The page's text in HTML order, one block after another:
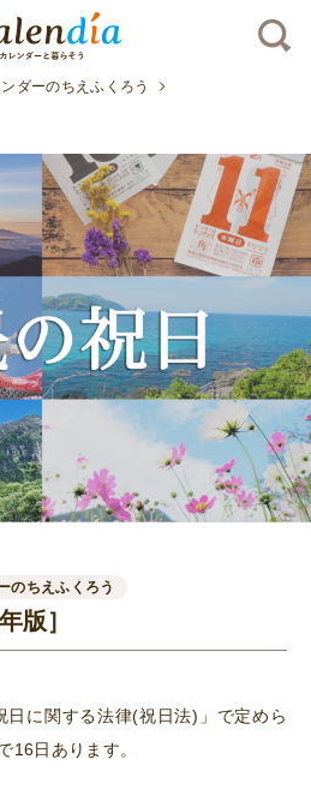
ダーのちえふくろう
のちえふくろう
版］
日に関する法律(祝日法)」で定めら
16日あります。